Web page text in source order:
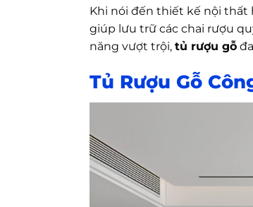
Khi nói đến thiết kế nội thất
giúp lưu trữ các chai rượu
năng vượt trội, tủ rượu gỗ
Tủ Rượu Gỗ